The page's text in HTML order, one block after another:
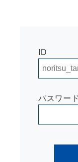
ID
パスワード